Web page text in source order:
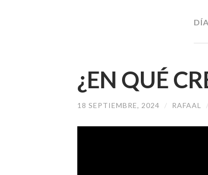
¿EN QUÉ
18 SEPTIEMBRE, 2024 / RAFAAL /